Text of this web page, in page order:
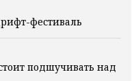
фестиваль
подшучивать над